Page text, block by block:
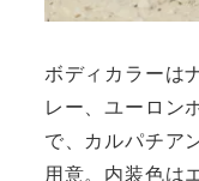
ボディカラーは
レー、ユーロン
で、カルパチア
用意。内装色は